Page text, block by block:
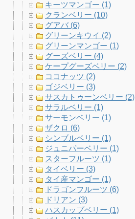
キーツマンゴー (1)
クランベリー (10)
グアバ (6)
グリーンキウイ (2)
グリーンマンゴー (1)
グーズベリー (4)
ケープグーズベリー (2)
ココナッツ (2)
ゴジベリー (3)
サスカトゥーンベリー (2)
サラルベリー (1)
サーモンベリー (1)
ザクロ (6)
シンブルベリー (1)
ジュニパーベリー (1)
スターフルーツ (1)
タイベリー (3)
タイ産マンゴー (1)
ドラゴンフルーツ (6)
ドリアン (3)
ハスカップベリー (1)